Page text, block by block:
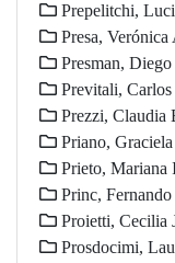
Prepelitchi,
Presa, Verónica
Presman,
Previtali,
Prezzi, Claudia
Priano,
Prieto, Mariana
Princ,
Proietti, Cecilia
Prosdocimi,